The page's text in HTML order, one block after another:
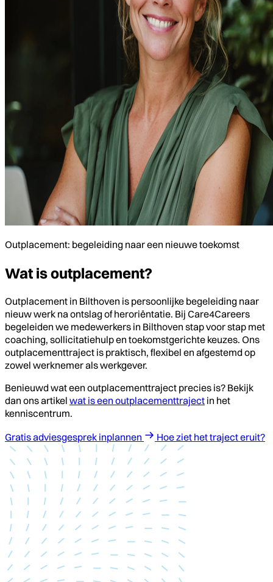
Outplacement: begeleiding naar een nieuwe toekomst
Wat is outplacement?
Outplacement in Bilthoven is persoonlijke begeleiding naar
nieuw werk na ontslag of heroriëntatie. Bij Care4Careers
begeleiden we medewerkers in Bilthoven stap voor stap met
coaching, sollicitatiehulp en toekomstgerichte keuzes. Ons
outplacementtraject is praktisch, flexibel en afgestemd op
zowel werknemer als werkgever.
Benieuwd wat een outplacementtraject precies is? Bekijk
dan ons artikel wat is een outplacementtraject in het
kenniscentrum.
Gratis adviesgesprek inplannen
Hoe ziet het traject eruit?